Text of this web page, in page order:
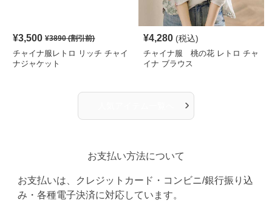
¥3,500 ¥3890(割引前)
チャイナ服レトロ リッチ チャイ
ナジャケット
¥4,280 (税込)
チャイナ服 桃の花 レトロ チャ
イナ ブラウス
›
お支払い方法について
お支払いは、クレジットカード・コンビニ/銀行振り込
み・各種電子決済に対応しています。